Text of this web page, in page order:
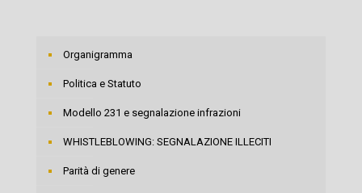
Organigramma
Politica e Statuto
Modello 231 e segnalazione infrazioni
WHISTLEBLOWING: SEGNALAZIONE ILLECITI
Parità di genere